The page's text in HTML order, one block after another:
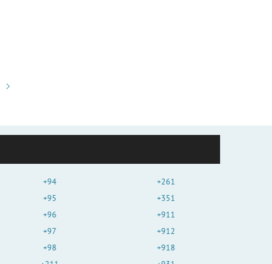
+94
+95
+96
+97
+98
+261
+351
+911
+912
+918